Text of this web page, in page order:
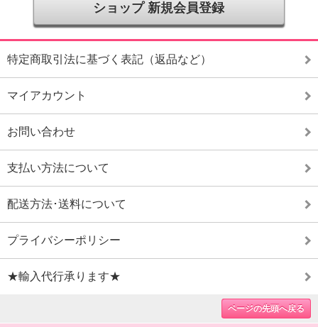
ショップ 新規会員登録
特定商取引法に基づく表記（返品など）
マイアカウント
お問い合わせ
支払い方法について
配送方法･送料について
プライバシーポリシー
★輸入代行承ります★
ページの先頭へ戻る